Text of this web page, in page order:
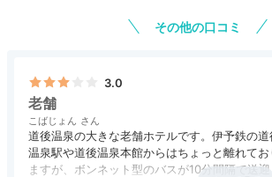
その他の口コミ
3.0
老舗
こばじょん
道後温泉の大きな老舗ホテルです。伊予鉄の道
温泉駅や道後温泉本館からはちょっと離れてお
ますが、ボンネット型のバスが10分間隔で送迎